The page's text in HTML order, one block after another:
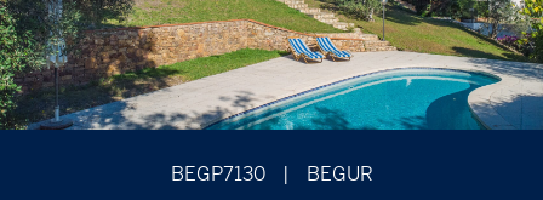
BEGP7130 BEGUR